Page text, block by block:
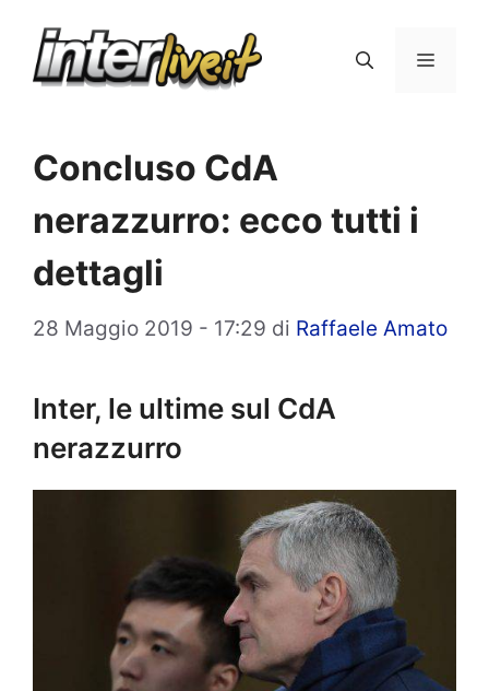
Menu
Concluso CdA
nerazzurro: ecco tutti i
dettagli
28 Maggio 2019 - 17:29 di Raffaele Amato
Inter, le ultime sul CdA
nerazzurro